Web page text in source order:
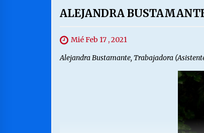
ALEJANDRA
Mié Feb 17 , 2021
Alejandra Bustamante, Trabajadora